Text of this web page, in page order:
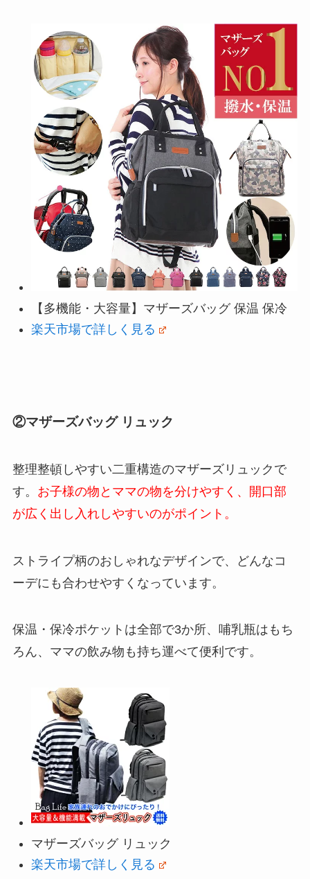
【多機能・大容量】マザーズバッグ 保温 保冷
楽天市場で詳しく見る
②マザーズバッグ リュック
整理整頓しやすい二重構造のマザーズリュックで
す。 お子様の物とママの物を分けやすく、開口部
が広く出し入れしやすいのがポイント。
ストライプ柄のおしゃれなデザインで、どんなコ
ーデにも合わせやすくなっています。
保温・保冷ポケットは全部で3か所、哺乳瓶はもち
ろん、ママの飲み物も持ち運べて便利です。
マザーズバッグ リュック
楽天市場で詳しく見る